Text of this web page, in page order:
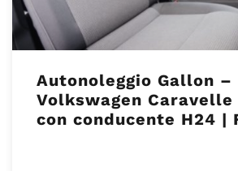
Autonoleggio Gallon –
Volkswagen Caravelle
con conducente H24 |